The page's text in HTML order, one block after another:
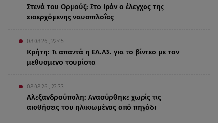
Στενά του Ορμούζ: Στο Ιράν ο έλεγχος της
εισερχόμενης ναυσιπλοΐας
08.08.26 , 22:45
Κρήτη: Τι απαντά η ΕΛ.ΑΣ. για το βίντεο με τον
μεθυσμένο τουρίστα
08.08.26 , 22:33
Αλεξανδρούπολη: Ανασύρθηκε χωρίς τις
αισθήσεις του ηλικιωμένος από πηγάδι